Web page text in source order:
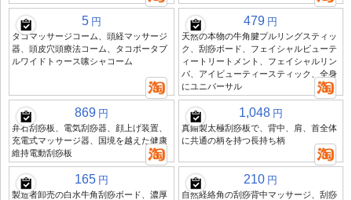
5 円
タコマッサージコーム、頭経マッサージ
器、頭皮穴頭療法コーム、タコポータブ
ルワイドトゥース嗉シャコーム
479 円
天然の本物の牛角腱プルリングスティッ
ク、刮痧ボード、フェイシャルビューテ
ィートリートメント、フェイシャルリン
パ、アイビューティースティック、全身
にユニバーサル
869 円
弁石刮痧板、電気刮痧器、顔上げ装置、
充電式マッサージ器、国境を越えた健康
維持電動刮痧板
1,048 円
真鍮製太極刮痧板で、背中、肩、首全体
に共通の柄を持つ長持ち柄
165 円
製造者卸売の白水牛角刮痧ボード、濃厚
210 円
自然経絡角の刮痧背中マッサージ、刮痧